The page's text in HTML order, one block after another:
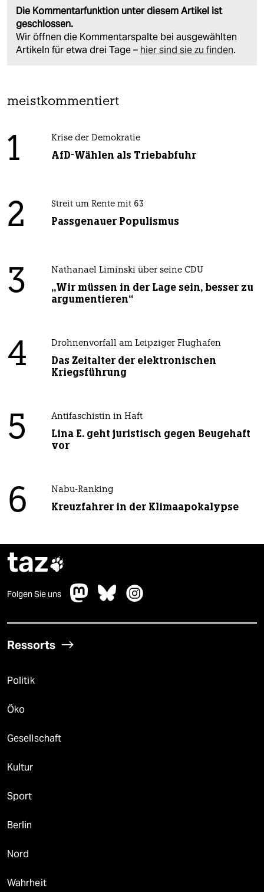
Die Kommentarfunktion unter diesem Artikel ist
geschlossen.
Wir öffnen die Kommentarspalte bei ausgewählten
Artikeln für etwa drei Tage – hier sind sie zu finden.
meistkommentiert
1 Krise der Demokratie
AfD-Wählen als Triebabfuhr
2 Streit um Rente mit 63
Passgenauer Populismus
3 Nathanael Liminski über seine CDU
„Wir müssen in der Lage sein, besser zu
argumentieren“
4 Drohnenvorfall am Leipziger Flughafen
Das Zeitalter der elektronischen
Kriegsführung
5 Antifaschistin in Haft
Lina E. geht juristisch gegen Beugehaft
vor
6 Nabu-Ranking
Kreuzfahrer in der Klimaapokalypse
taz
Folgen Sie uns
Ressorts
Politik
Öko
Gesellschaft
Kultur
Sport
Berlin
Nord
Wahrheit